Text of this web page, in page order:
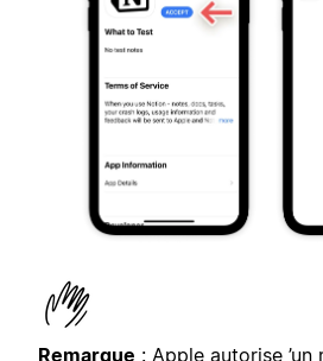
Remarque : Apple autorise ’un